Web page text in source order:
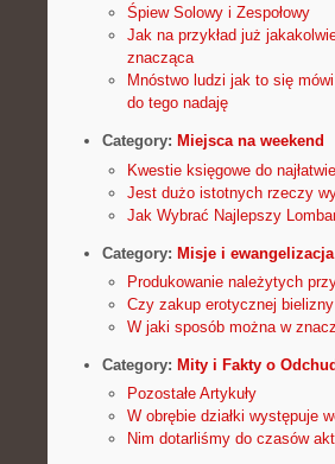
Śpiew Solowy i Zespołowy
Jak na przykład już
znacząca
Mnóstwo ludzi jak to się
do tego nadaję
Category: Miejsca na weekend
Kwestie księgowe do
Jest dużo istotnych rzeczy
Jak Wybrać Najlepszy
Category: Misje i ewangelizacja
Produkowanie należytych
Czy zakup erotycznej
W jaki sposób można w
Category: Mity i Fakty o
Pozostałe Artykuły
W obrębie działki występuje
Nim dotarliśmy do czasów